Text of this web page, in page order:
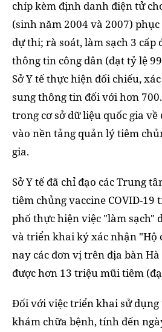
chíp kèm định danh điện tử
(sinh năm 2004 và 2007)
dự thi; rà soát, làm sạch 3
thông tin công dân (đạt tỷ lệ
Sở Y tế thực hiện đối chiếu,
sung thông tin đối với hơn
trong cơ sở dữ liệu quốc gia về
vào nền tảng quản lý tiêm
gia.
Sở Y tế đã chỉ đạo các Trung
tiêm chủng vaccine COVID-19
phố thực hiện việc "làm sạch"
và triển khai ký xác nhận "Hộ
nay các đơn vị trên địa bàn
được hơn 13 triệu mũi tiêm
Đối với việc triển khai sử dụng
khám chữa bệnh, tính đến